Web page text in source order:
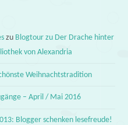
zu Blogtour zu Der Drache hinter
von Alexandria
Weihnachtstradition
– April / Mai 2016
Blogger schenken lesefreude!